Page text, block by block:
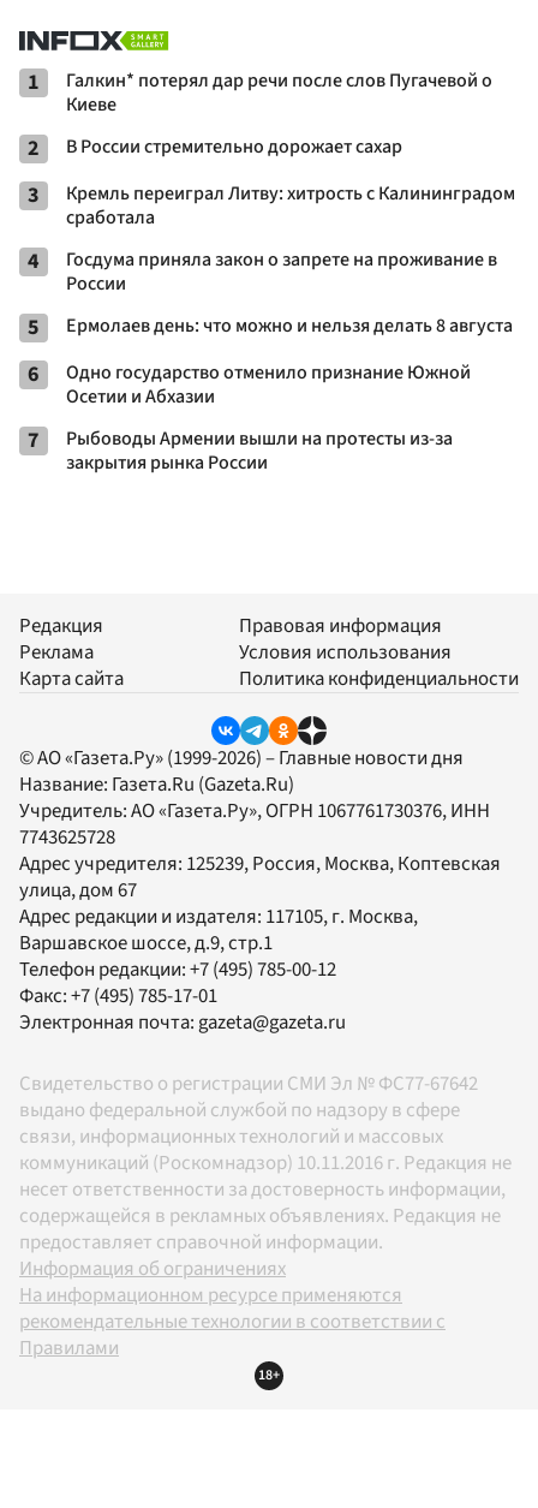
1
Галкин* потерял дар речи после слов Пугачевой о
Киеве
2 В России стремительно дорожает сахар
3
Кремль переиграл Литву: хитрость с Калининградом
сработала
4
Госдума приняла закон о запрете на проживание в
России
5 Ермолаев день: что можно и нельзя делать 8 августа
6
Одно государство отменило признание Южной
Осетии и Абхазии
7
Рыбоводы Армении вышли на протесты из-за
закрытия рынка России
Редакция
Реклама
Карта сайта
Правовая информация
Условия использования
Политика конфиденциальности
© АО «Газета.Ру» (1999-2026) – Главные новости дня
Название: Газета.Ru (Gazeta.Ru)
Учредитель:АО «Газета.Ру», ОГРН 1067761730376, ИНН
7743625728
Адрес учредителя: 125239, Россия, Москва, Коптевская
улица, дом 67
Адрес редакции и издателя: 117105, г. Москва,
Варшавское шоссе, д.9, стр.1
Телефон редакции:+7 (495) 785-00-12
Факс:+7 (495) 785-17-01
Электронная почта: gazeta@gazeta.ru
Свидетельство о регистрации СМИ Эл № ФС77-67642
выдано федеральной службой по надзору в сфере
связи, информационных технологий и массовых
коммуникаций (Роскомнадзор) 10.11.2016 г. Редакция не
несет ответственности за достоверность информации,
содержащейся в рекламных объявлениях. Редакция не
предоставляет справочной информации.
Информация об ограничениях
На информационном ресурсе применяются
рекомендательные технологии в соответствии с
Правилами
18+